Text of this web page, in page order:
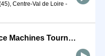
Centre-Val de Loire -
Mécanicien de maintenance Machines Tournantes Nucléaire (H/F)